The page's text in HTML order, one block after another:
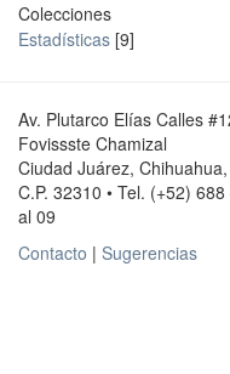
Colecciones
Estadísticas [9]
Av. Plutarco Elías Calles
Fovissste Chamizal
Ciudad Juárez,
C.P. 32310 • Tel. (+52)
al 09
Contacto | Sugerencias